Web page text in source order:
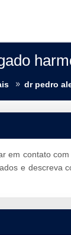
dr pedro
em contato
e descreva